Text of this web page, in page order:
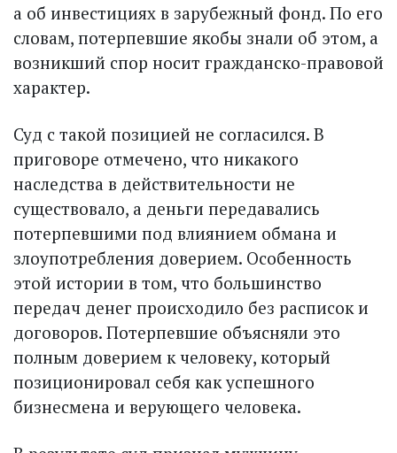
а об инвестициях в зарубежный фонд. По его
словам, потерпевшие якобы знали об этом, а
возникший спор носит гражданско-правовой
характер.
Суд с такой позицией не согласился. В
приговоре отмечено, что никакого
наследства в действительности не
существовало, а деньги передавались
потерпевшими под влиянием обмана и
злоупотребления доверием. Особенность
этой истории в том, что большинство
передач денег происходило без расписок и
договоров. Потерпевшие объясняли это
полным доверием к человеку, который
позиционировал себя как успешного
бизнесмена и верующего человека.